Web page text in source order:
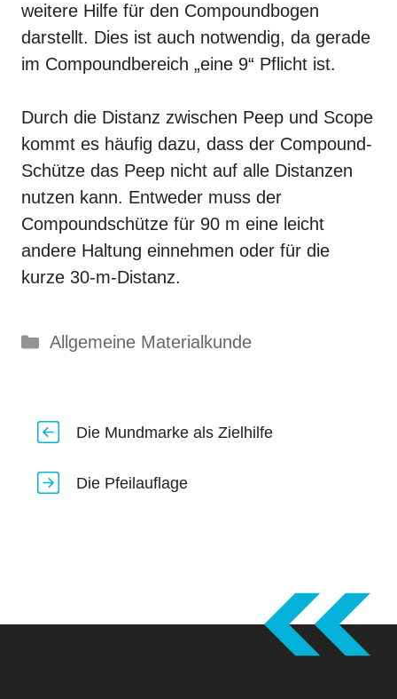
weitere Hilfe für den Compoundbogen
darstellt. Dies ist auch notwendig, da gerade
im Compoundbereich „eine 9“ Pflicht ist.
Durch die Distanz zwischen Peep und Scope
kommt es häufig dazu, dass der Compound-
Schütze das Peep nicht auf alle Distanzen
nutzen kann. Entweder muss der
Compoundschütze für 90 m eine leicht
andere Haltung einnehmen oder für die
kurze 30-m-Distanz.
Kategorien
Allgemeine Materialkunde
Die Mundmarke als Zielhilfe
Die Pfeilauflage